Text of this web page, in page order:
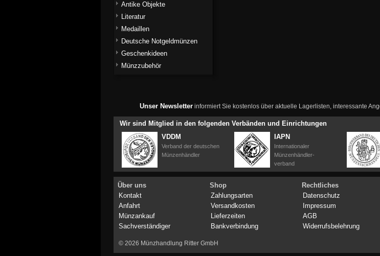
Antike Objekte
Literatur
Medaillen
Deutsche Notgeldmünzen
Geschenkideen
Münzzubehör
Unser Newsletterinformiert Sie kostenlos über aktuelle Lagerlisten, interessante
Wir sind Mitglied in den folgenden Verbänden und Einrichtungen
VDDM
Verband der deutschen
Münzenhändler
IAPN
Internationaler
Münzenhändler-
verband
Über uns
Kontakt
Anfahrt
Münzankauf
Sachverständiger
Shop
Zahlungsarten
Versandkosten
Lieferzeiten
Bankverbindung
Rechtliches
Datenschutz
Impressum
AGB
Widerrufsbelehrung
© 2026 Münzhandlung Ritter GmbH